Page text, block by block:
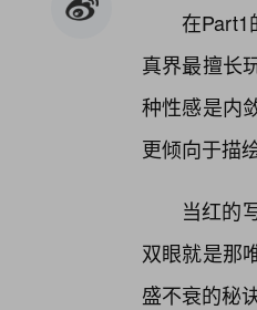
在Part1
真界最擅长
种性感是内
更倾向于描
当红的
双眼就是那
盛不衰的秘诀